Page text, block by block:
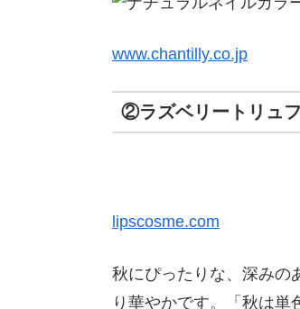
www.chantilly.co.jp
②ラズベリートリュフ
lipscosme.com
秋にぴったりな、深みの
り華やかです。「秋は